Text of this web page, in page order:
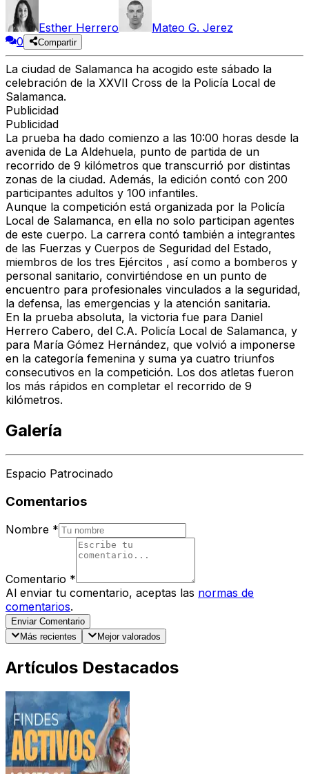
Esther Herrero
Mateo G. Jerez
0
Compartir
La ciudad de Salamanca ha acogido este sábado la
celebración de la XXVII Cross de la Policía Local de
Salamanca.
Publicidad
Publicidad
La prueba ha dado comienzo a las 10:00 horas desde la
avenida de La Aldehuela, punto de partida de un
recorrido de 9 kilómetros que transcurrió por distintas
zonas de la ciudad. Además, la edición contó con 200
participantes adultos y 100 infantiles.
Aunque la competición está organizada por la Policía
Local de Salamanca, en ella no solo participan agentes
de este cuerpo. La carrera contó también a integrantes
de las Fuerzas y Cuerpos de Seguridad del Estado,
miembros de los tres Ejércitos , así como a bomberos y
personal sanitario, convirtiéndose en un punto de
encuentro para profesionales vinculados a la seguridad,
la defensa, las emergencias y la atención sanitaria.
En la prueba absoluta, la victoria fue para Daniel
Herrero Cabero, del C.A. Policía Local de Salamanca, y
para María Gómez Hernández, que volvió a imponerse
en la categoría femenina y suma ya cuatro triunfos
consecutivos en la competición. Los dos atletas fueron
los más rápidos en completar el recorrido de 9
kilómetros.
Galería
Espacio Patrocinado
Comentarios
Nombre *
Comentario *
Al enviar tu comentario, aceptas las normas de
comentarios.
Enviar Comentario
Más recientes
Mejor valorados
Artículos Destacados